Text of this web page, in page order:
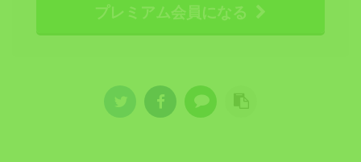
プレミアム会員になる